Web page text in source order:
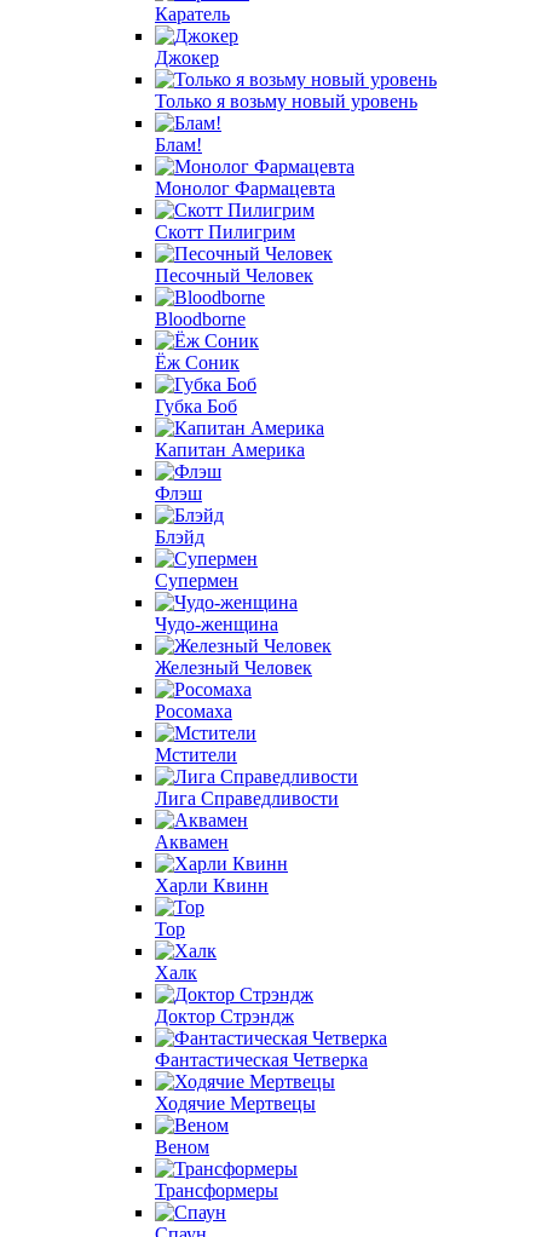
Каратель
Джокер
Только я возьму новый уровень
Блам!
Монолог Фармацевта
Скотт Пилигрим
Песочный Человек
Bloodborne
Ёж Соник
Губка Боб
Капитан Америка
Флэш
Блэйд
Супермен
Чудо-женщина
Железный Человек
Росомаха
Мстители
Лига Справедливости
Аквамен
Харли Квинн
Тор
Халк
Доктор Стрэндж
Фантастическая Четверка
Ходячие Мертвецы
Веном
Трансформеры